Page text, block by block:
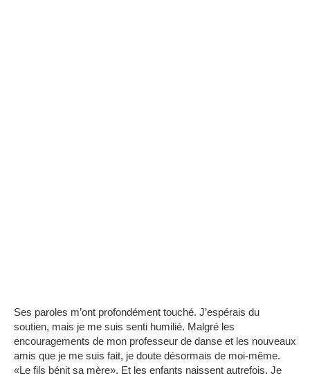
Ses paroles m’ont profondément touché. J’espérais du
soutien, mais je me suis senti humilié. Malgré les
encouragements de mon professeur de danse et les nouveaux
amis que je me suis fait, je doute désormais de moi-même.
«Le fils bénit sa mère». Et les enfants naissent autrefois. Je